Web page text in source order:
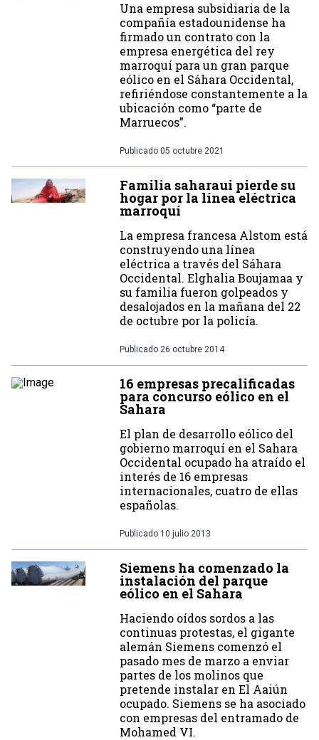
Una empresa subsidiaria de la
compañía estadounidense ha
firmado un contrato con la
empresa energética del rey
marroquí para un gran parque
eólico en el Sáhara Occidental,
refiriéndose constantemente a la
ubicación como “parte de
Marruecos”.
Publicado 05 octubre 2021
Familia saharaui pierde su
hogar por la línea eléctrica
marroquí
La empresa francesa Alstom está
construyendo una línea
eléctrica a través del Sáhara
Occidental. Elghalia Boujamaa y
su familia fueron golpeados y
desalojados en la mañana del 22
de octubre por la policía.
Publicado 26 octubre 2014
16 empresas precalificadas
para concurso eólico en el
Sahara
El plan de desarrollo eólico del
gobierno marroquí en el Sahara
Occidental ocupado ha atraído el
interés de 16 empresas
internacionales, cuatro de ellas
españolas.
Publicado 10 julio 2013
Siemens ha comenzado la
instalación del parque
eólico en el Sahara
Haciendo oídos sordos a las
continuas protestas, el gigante
alemán Siemens comenzó el
pasado mes de marzo a enviar
partes de los molinos que
pretende instalar en El Aaiún
ocupado. Siemens se ha asociado
con empresas del entramado de
Mohamed VI.